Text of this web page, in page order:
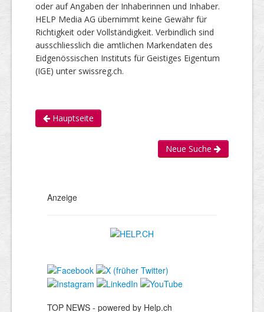
oder auf Angaben der Inhaberinnen und Inhaber.
HELP Media AG übernimmt keine Gewähr für
Richtigkeit oder Vollständigkeit. Verbindlich sind
ausschliesslich die amtlichen Markendaten des
Eidgenössischen Instituts für Geistiges Eigentum
(IGE) unter swissreg.ch.
Hauptseite
Neue Suche